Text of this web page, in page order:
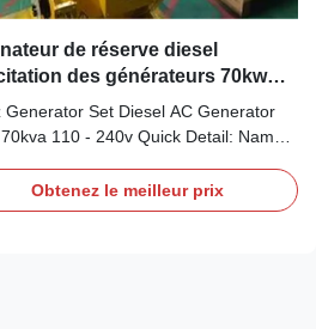
de réserve diesel
des générateurs 70kw
de groupe électrogène de
Generator Set Diesel AC Generator
110 - 240v Quick Detail: Name
to the international standard color
AC brushless synchronous
Obtenez le meilleur prix